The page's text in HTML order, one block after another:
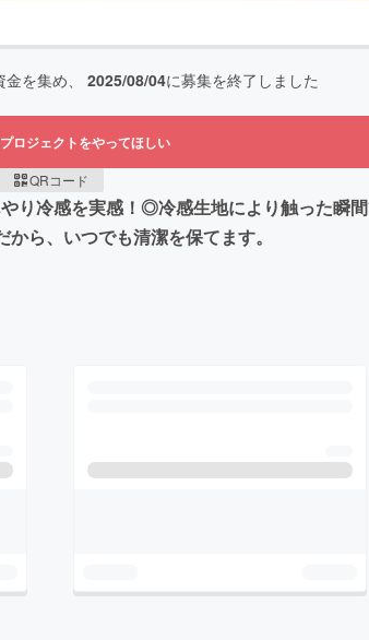
金を集め、 2025/08/04に募集を終了しました
ロジェクトをやってほしい
QRコード
冷感を実感！◎冷感生地により触った瞬
ら、いつでも清潔を保てます。